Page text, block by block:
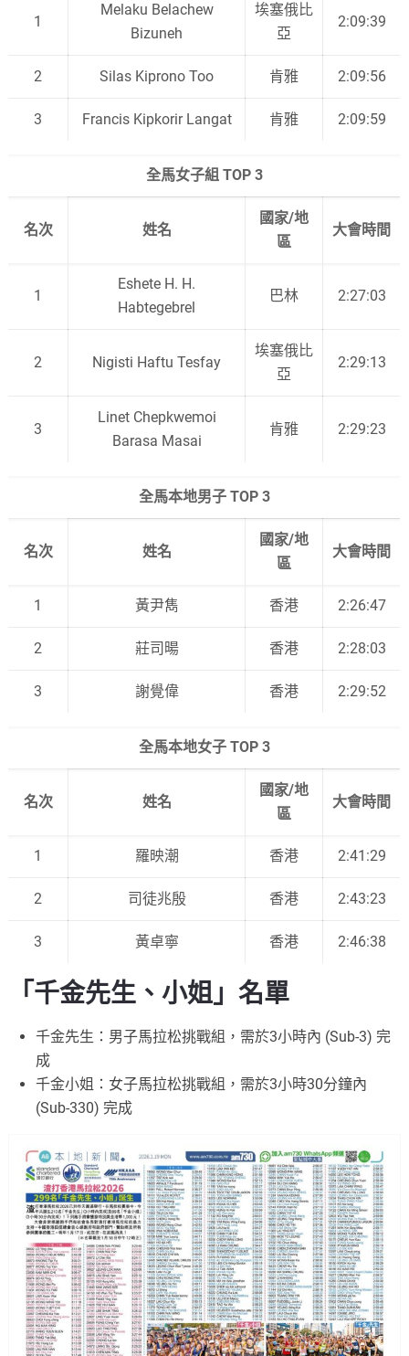
1
Melaku Belachew
Bizuneh
埃塞俄比
亞
2:09:39
2 Silas Kiprono Too 肯雅 2:09:56
3 Francis Kipkorir Langat 肯雅 2:09:59
全馬女子組 TOP 3
名次 姓名
國家/地
區
大會時間
1
Eshete H. H.
Habtegebrel
巴林 2:27:03
2 Nigisti Haftu Tesfay
埃塞俄比
亞
2:29:13
3
Linet Chepkwemoi
Barasa Masai
肯雅 2:29:23
全馬本地男子 TOP 3
名次 姓名
國家/地
區
大會時間
1 黃尹雋 香港 2:26:47
2 莊司暘 香港 2:28:03
3 謝覺偉 香港 2:29:52
全馬本地女子 TOP 3
名次 姓名
國家/地
區
大會時間
1 羅映潮 香港 2:41:29
2 司徒兆殷 香港 2:43:23
3 黃卓寧 香港 2:46:38
「千金先生、小姐」名單
千金先生：男子馬拉松挑戰組，需於3小時內 (Sub-3) 完
成
千金小姐：女子馬拉松挑戰組，需於3小時30分鐘內
(Sub-330) 完成